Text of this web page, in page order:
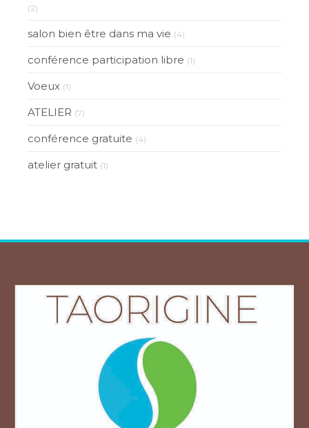
(2)
salon bien être dans ma vie (4)
conférence participation libre (1)
Voeux (1)
ATELIER (7)
conférence gratuite (4)
atelier gratuit (1)